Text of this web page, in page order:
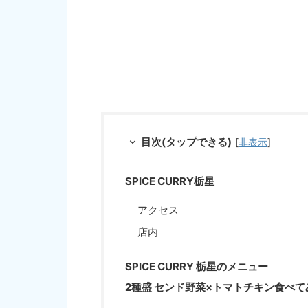
目次(タップできる) [非表示]
SPICE CURRY栃星
アクセス
店内
SPICE CURRY 栃星のメニュー
2種盛 センド野菜×トマトチキン食べて